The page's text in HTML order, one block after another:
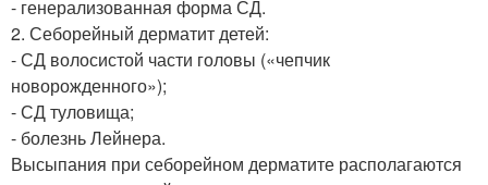
- генерализованная форма СД.
2. Себорейный дерматит детей:
- СД волосистой части головы («чепчик
новорожденного»);
- СД туловища;
- болезнь Лейнера.
Высыпания при себорейном дерматите располагаются